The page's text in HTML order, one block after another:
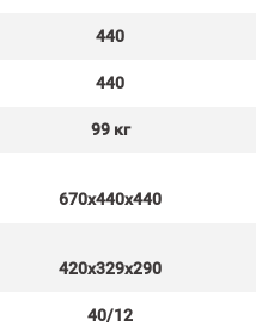
440
440
99 кг
670x440x440
420x329x290
40/12